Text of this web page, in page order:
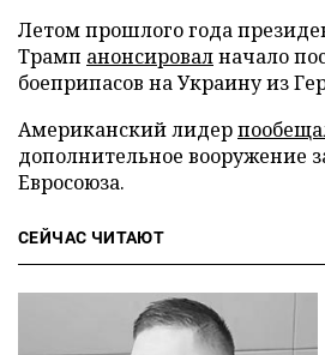
Летом прошлого года
Трамп анонсировалначало
боеприпасов на Украину из
Американский лидер
дополнительное вооружение
Евросоюза.
СЕЙЧАС ЧИТАЮТ